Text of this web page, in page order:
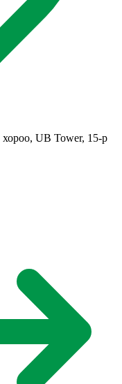
хороо, UB Tower, 15-р